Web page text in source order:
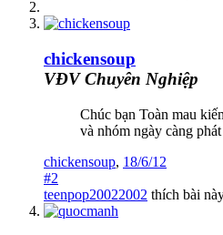
chickensoup
VĐV Chuyên Nghiệp
Chúc bạn Toàn mau
và nhóm ngày càng
chickensoup, 18/6/12
#2
teenpop20022002 thích bài